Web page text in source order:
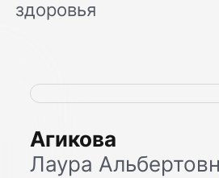
здоровья
Агикова
Лаура